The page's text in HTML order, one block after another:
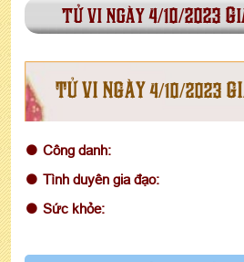
tử vi ngày 4/10/2023
TỬ VI NGÀY 4/10/2023
Công danh:
Tình duyên gia đạo:
Sức khỏe: